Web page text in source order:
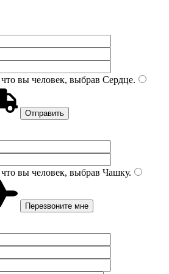
вы человек, выбрав Сердце.
вы человек, выбрав Чашку.